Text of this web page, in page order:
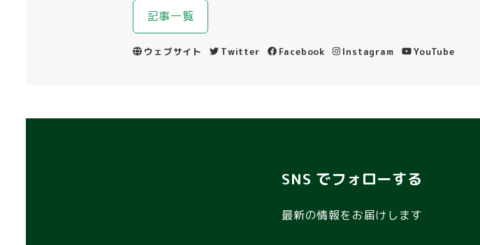
記事一覧
ウェブサイト Twitter Facebook Instagram YouTube
SNS でフォローする
最新の情報をお届けします